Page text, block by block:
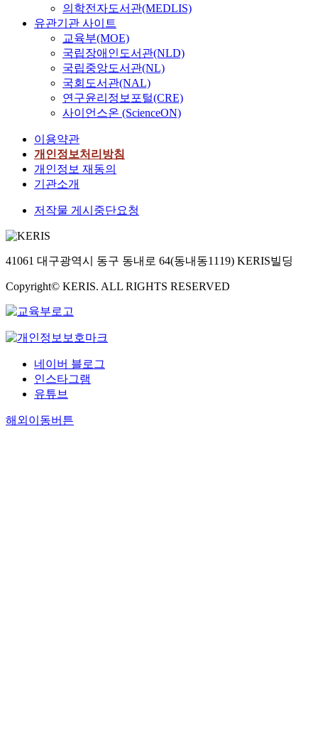
의학전자도서관(MEDLIS)
유관기관 사이트
교육부(MOE)
국립장애인도서관(NLD)
국립중앙도서관(NL)
국회도서관(NAL)
연구윤리정보포털(CRE)
사이언스온 (ScienceON)
이용약관
개인정보처리방침
개인정보 재동의
기관소개
저작물 게시중단요청
41061 대구광역시 동구 동내로 64(동내동1119) KERIS빌딩
Copyright© KERIS. ALL RIGHTS RESERVED
네이버 블로그
인스타그램
유튜브
해외이동버튼